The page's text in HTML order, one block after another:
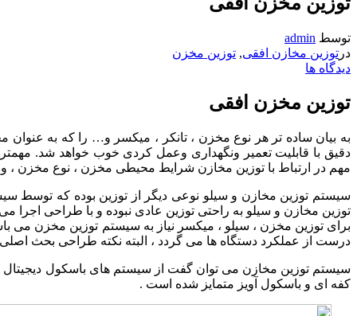
توسط admin
در توزین مخازن افقی, توزین مخزن
دیدگاه ها
توزین مخزن افقی
به بیان ساده تر هر نوع مخزن ، تانکر ، میکسر و… را که به
دقیق با قابلیت تعمیر ونگهداری وعمل کردی خوب خواهد شد.
مهم در ارتباط با توزین مخازن شرایط محیطی مخزن ، نوع مخزن
سیستم توزین مخازن و سیلو نوعی دیگر از توزین بوده که توسط
توزین مخازن و سیلو به راحتی توزین عادی نبوده و با طراحی اجرا
برای توزین مخزن ، سیلو ، میکسر نیاز به سیستم توزین مخزن
درست از عملکرد دستگاه ها می گردد ، البته نکته طراحی بحث
سیستم توزین مخازن می توان گفت از سیستم های باسکول دیجیتال
کفه ای و باسکول آویز متمایز شده است .